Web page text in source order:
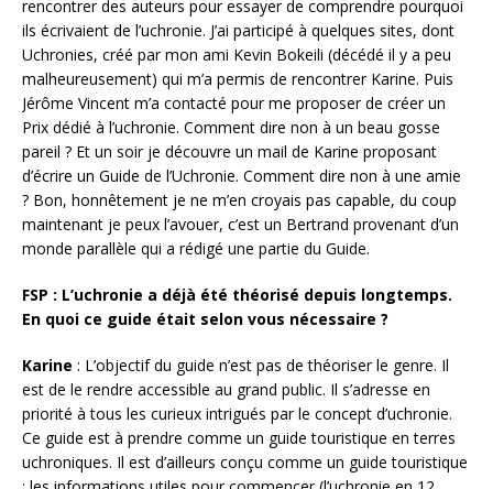
rencontrer des auteurs pour essayer de comprendre pourquoi
ils écrivaient de l’uchronie. J’ai participé à quelques sites, dont
Uchronies, créé par mon ami Kevin Bokeili (décédé il y a peu
malheureusement) qui m’a permis de rencontrer Karine. Puis
Jérôme Vincent m’a contacté pour me proposer de créer un
Prix dédié à l’uchronie. Comment dire non à un beau gosse
pareil ? Et un soir je découvre un mail de Karine proposant
d’écrire un Guide de l’Uchronie. Comment dire non à une amie
? Bon, honnêtement je ne m’en croyais pas capable, du coup
maintenant je peux l’avouer, c’est un Bertrand provenant d’un
monde parallèle qui a rédigé une partie du Guide.
FSP : L’uchronie a déjà été théorisé depuis longtemps.
En quoi ce guide était selon vous nécessaire ?
Karine : L’objectif du guide n’est pas de théoriser le genre. Il
est de le rendre accessible au grand public. Il s’adresse en
priorité à tous les curieux intrigués par le concept d’uchronie.
Ce guide est à prendre comme un guide touristique en terres
uchroniques. Il est d’ailleurs conçu comme un guide touristique